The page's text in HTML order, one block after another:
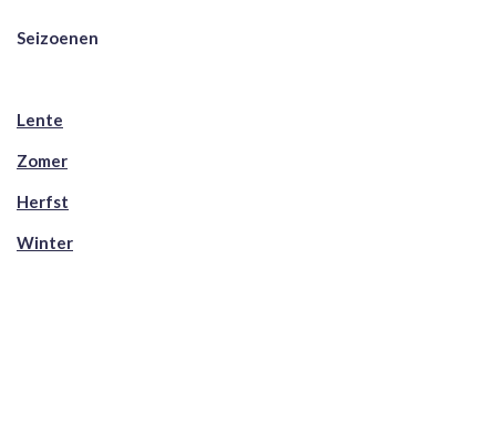
Seizoenen
Lente
Zomer
Herfst
Winter